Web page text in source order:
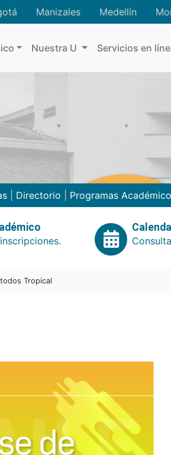
Manizales Medellín
Nuestra U Servicios en
| Directorio Programas
Tropical